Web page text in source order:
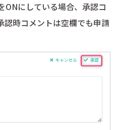
ONにしている場合、承認コ
認時コメントは空欄でも申請